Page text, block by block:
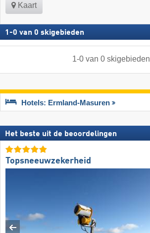
Kaart
1 -0 van 0 skigebieden
1-0van 0 skigebieden
Hotels: Ermland-Masuren
Het beste uit de beoordelingen
Topsneeuwzekerheid